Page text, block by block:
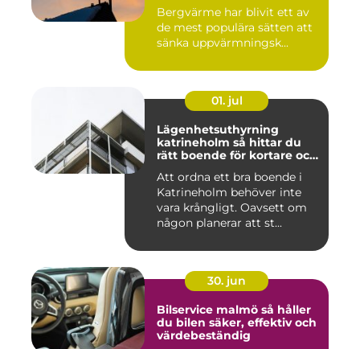
Bergvärme har blivit ett av
de mest populära sätten att
sänka uppvärmningsk...
01. jul
Lägenhetsuthyrning
katrineholm så hittar du
rätt boende för kortare och
Att ordna ett bra boende i
Katrineholm behöver inte
vara krångligt. Oavsett om
någon planerar att st...
30. jun
Bilservice malmö så håller
du bilen säker, effektiv och
värdebeständig